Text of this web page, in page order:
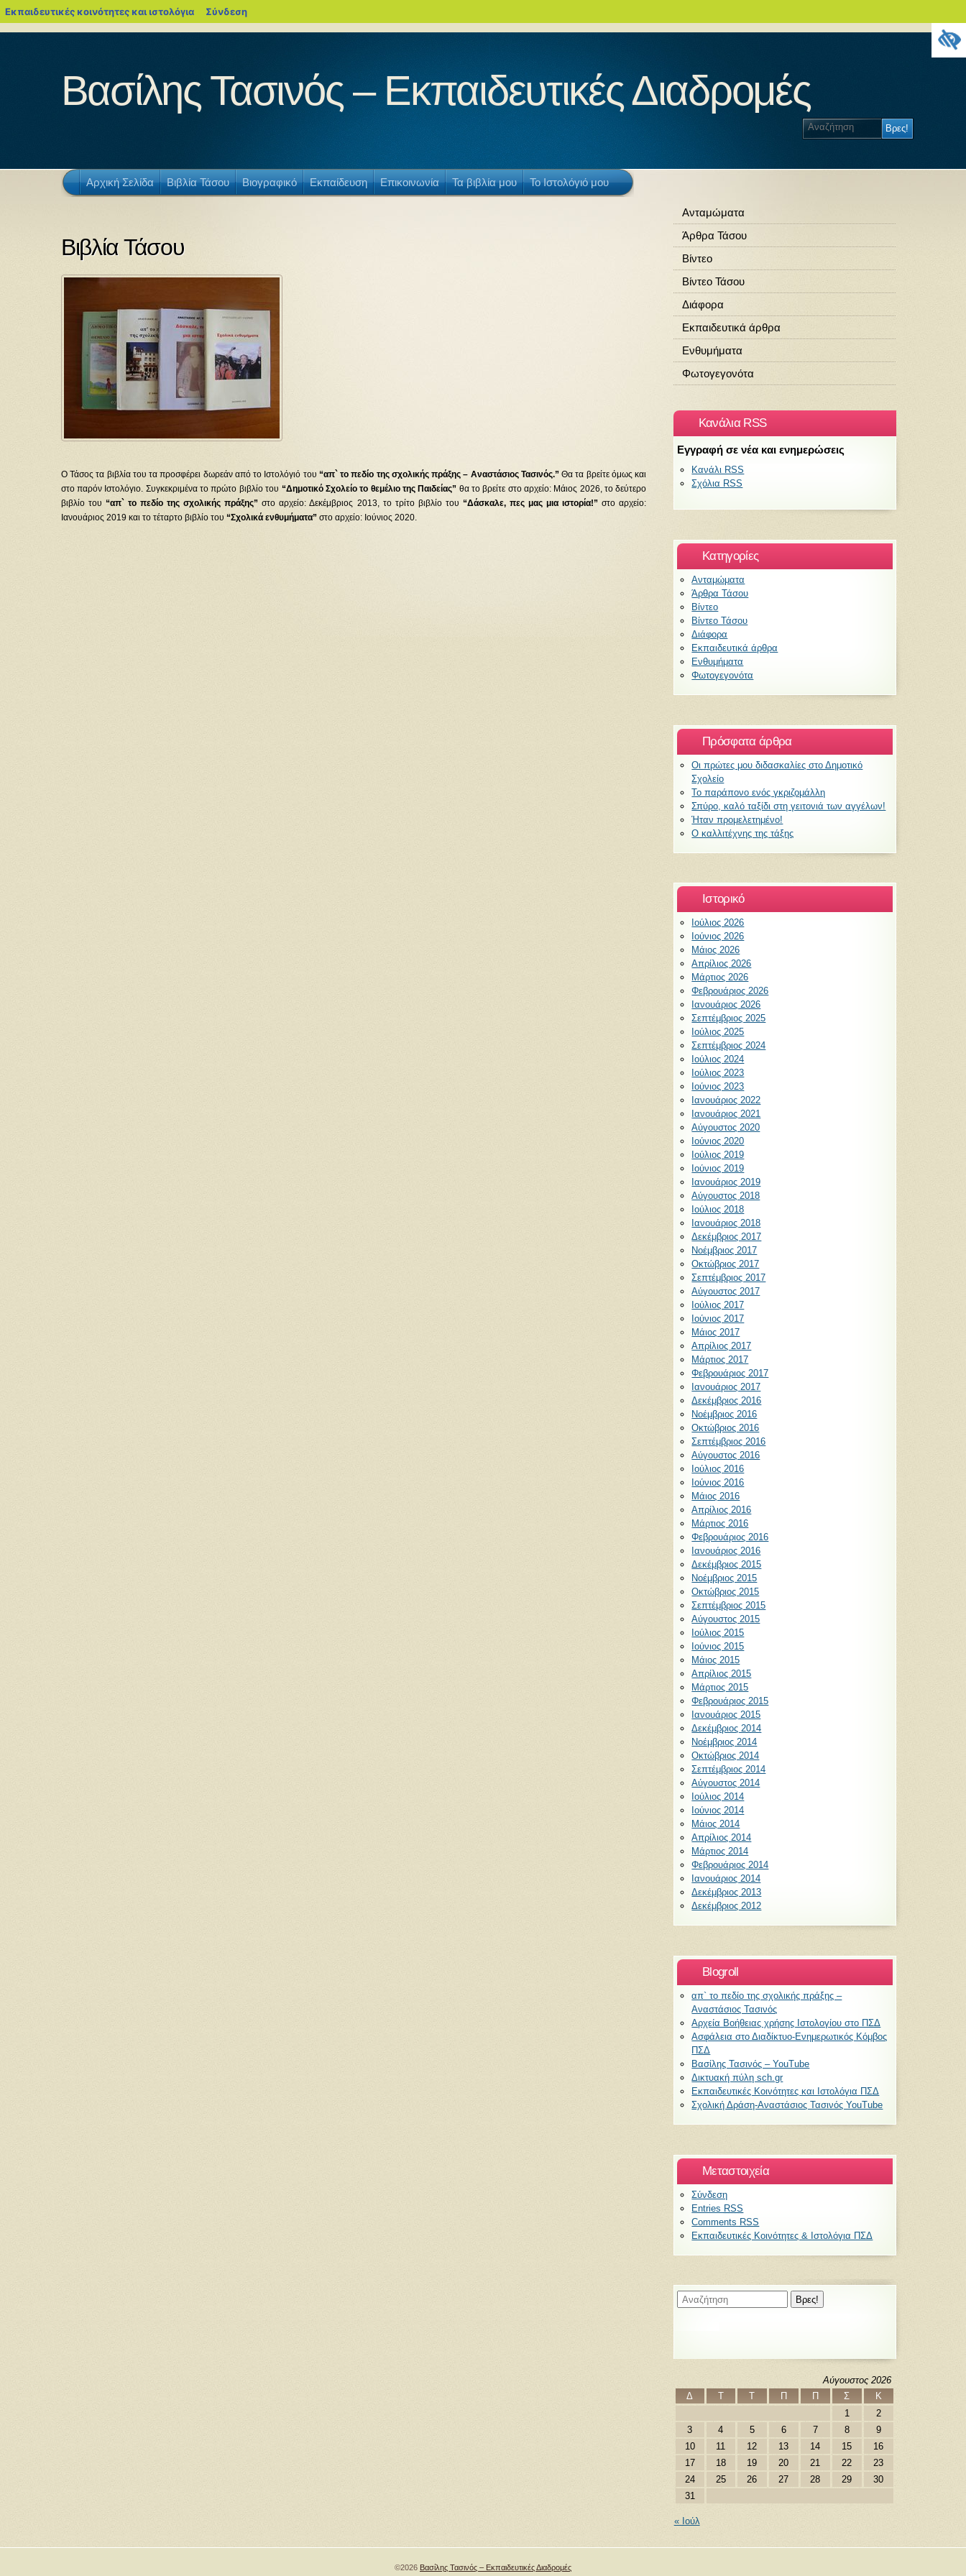
Εκπαιδευτικές κοινότητες και ιστολόγια blogs.sch.gr
Σύνδεση
Βασίλης Τασινός – Εκπαιδευτικές Διαδρομές
Αρχική Σελίδα Βιβλία Τάσου Βιογραφικό Εκπαίδευση Επικοινωνία Τα βιβλία μου Το Ιστολόγιό μου
Βιβλία Τάσου
Ο Τάσος τα βιβλία του τα προσφέρει δωρεάν από το Ιστολόγιό του “απ` το πεδίο της σχολικής πράξης – Αναστάσιος Τασινός.”Θα τα βρείτε όμως και
στο παρόν Ιστολόγιο. Συγκεκριμένα το πρώτο βιβλίο του “Δημοτικό Σχολείο το θεμέλιο της Παιδείας” θα το βρείτε στο αρχείο: Μάιος 2026, το δεύτερο
βιβλίο του “απ` το πεδίο της σχολικής πράξης” στο αρχείο: Δεκέμβριος 2013, το τρίτο βιβλίο του “Δάσκαλε, πες μας μια ιστορία!” στο αρχείο:
Ιανουάριος 2019 και το τέταρτο βιβλίο του “Σχολικά ενθυμήματα”στο αρχείο: Ιούνιος 2020.
Ανταμώματα
Άρθρα Τάσου
Βίντεο
Βίντεο Τάσου
Διάφορα
Εκπαιδευτικά άρθρα
Ενθυμήματα
Φωτογεγονότα
Κανάλια RSS
Εγγραφή σε νέα και ενημερώσεις
Κανάλι RSS
Σχόλια RSS
Kατηγορίες
Ανταμώματα
Άρθρα Τάσου
Βίντεο
Βίντεο Τάσου
Διάφορα
Εκπαιδευτικά άρθρα
Ενθυμήματα
Φωτογεγονότα
Πρόσφατα άρθρα
Οι πρώτες μου διδασκαλίες στο Δημοτικό
Σχολείο
Το παράπονο ενός γκριζομάλλη
Σπύρο, καλό ταξίδι στη γειτονιά των αγγέλων!
Ήταν προμελετημένο!
Ο καλλιτέχνης της τάξης
Ιστορικό
Ιούλιος 2026
Ιούνιος 2026
Μάιος 2026
Απρίλιος 2026
Μάρτιος 2026
Φεβρουάριος 2026
Ιανουάριος 2026
Σεπτέμβριος 2025
Ιούλιος 2025
Σεπτέμβριος 2024
Ιούλιος 2024
Ιούλιος 2023
Ιούνιος 2023
Ιανουάριος 2022
Ιανουάριος 2021
Αύγουστος 2020
Ιούνιος 2020
Ιούλιος 2019
Ιούνιος 2019
Ιανουάριος 2019
Αύγουστος 2018
Ιούλιος 2018
Ιανουάριος 2018
Δεκέμβριος 2017
Νοέμβριος 2017
Οκτώβριος 2017
Σεπτέμβριος 2017
Αύγουστος 2017
Ιούλιος 2017
Ιούνιος 2017
Μάιος 2017
Απρίλιος 2017
Μάρτιος 2017
Φεβρουάριος 2017
Ιανουάριος 2017
Δεκέμβριος 2016
Νοέμβριος 2016
Οκτώβριος 2016
Σεπτέμβριος 2016
Αύγουστος 2016
Ιούλιος 2016
Ιούνιος 2016
Μάιος 2016
Απρίλιος 2016
Μάρτιος 2016
Φεβρουάριος 2016
Ιανουάριος 2016
Δεκέμβριος 2015
Νοέμβριος 2015
Οκτώβριος 2015
Σεπτέμβριος 2015
Αύγουστος 2015
Ιούλιος 2015
Ιούνιος 2015
Μάιος 2015
Απρίλιος 2015
Μάρτιος 2015
Φεβρουάριος 2015
Ιανουάριος 2015
Δεκέμβριος 2014
Νοέμβριος 2014
Οκτώβριος 2014
Σεπτέμβριος 2014
Αύγουστος 2014
Ιούλιος 2014
Ιούνιος 2014
Μάιος 2014
Απρίλιος 2014
Μάρτιος 2014
Φεβρουάριος 2014
Ιανουάριος 2014
Δεκέμβριος 2013
Δεκέμβριος 2012
Blogroll
απ` το πεδίο της σχολικής πράξης –
Αναστάσιος Τασινός
Αρχεία Βοήθειας χρήσης Ιστολογίου στο ΠΣΔ
Ασφάλεια στο Διαδίκτυο-Ενημερωτικός Κόμβος
ΠΣΔ
Βασίλης Τασινός – YouTube
Δικτυακή πύλη sch.gr
Εκπαιδευτικές Κοινότητες και Ιστολόγια ΠΣΔ
Σχολική Δράση-Αναστάσιος Τασινός YouTube
Μεταστοιχεία
Σύνδεση
Entries RSS
Comments RSS
Εκπαιδευτικές Κοινότητες & Ιστολόγια ΠΣΔ
Αύγουστος 2026
Δ
Τ Τ Π Π Σ
Κ
1
2
3
4 5 6 7 8
9
10
11 12 13 14 15
16
17
18 19 20 21 22
23
24
25 26 27 28 29
30
31
« Ιούλ
©2026 Βασίλης Τασινός – Εκπαιδευτικές Διαδρομές